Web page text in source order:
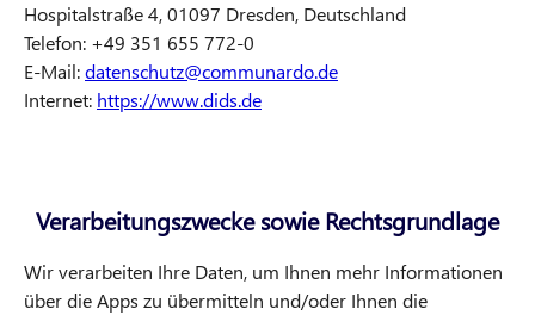
Hospitalstraße 4, 01097 Dresden, Deutschland
Telefon: +49 351 655 772-0
E-Mail:datenschutz@communardo.de
Internet: https://www.dids.de
Verarbeitungszwecke sowie Rechtsgrundlage
Wir verarbeiten Ihre Daten, um Ihnen mehr Informationen
über die Apps zu übermitteln und/oder Ihnen die